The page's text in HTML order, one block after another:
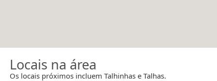
Locais na área
Os locais próximos incluem Talhinhas e Talhas.